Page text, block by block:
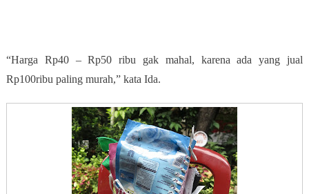
“Harga Rp40 – Rp50 ribu gak mahal, karena ada yang jual
Rp100ribu paling murah,” kata Ida.